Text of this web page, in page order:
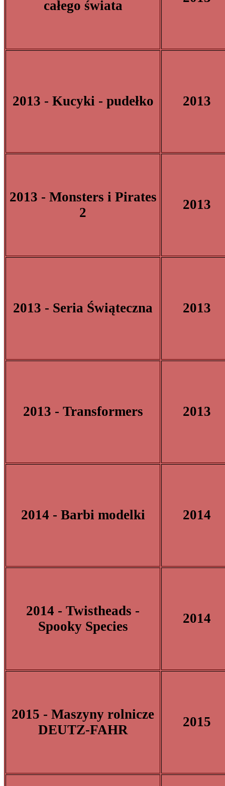
całego świata
2013 - Kucyki - pudełko 2013
2013 - Monsters i Pirates
2
2013
2013 - Seria Świąteczna 2013
2013 - Transformers 2013
2014 - Barbi modelki 2014
2014 - Twistheads -
Spooky Species
2014
2015 - Maszyny rolnicze
DEUTZ-FAHR
2015